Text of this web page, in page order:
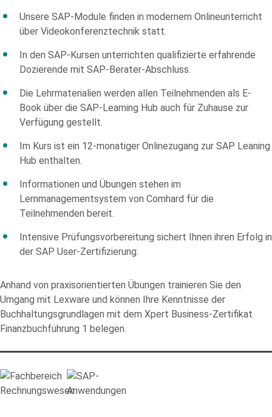
Unsere SAP-Module finden in modernem Onlineunterricht
über Videokonferenztechnik statt.
In den SAP-Kursen unterrichten qualifizierte erfahrende
Dozierende mit SAP-Berater-Abschluss.
Die Lehrmaterialien werden allen Teilnehmenden als E-
Book über die SAP-Learning Hub auch für Zuhause zur
Verfügung gestellt.
Im Kurs ist ein 12-monatiger Onlinezugang zur SAP Leaning
Hub enthalten.
Informationen und Übungen stehen im
Lernmanagementsystem von Comhard für die
Teilnehmenden bereit.
Intensive Prüfungsvorbereitung sichert Ihnen ihren Erfolg in
der SAP User-Zertifizierung.
Anhand von praxisorientierten Übungen trainieren Sie den
Umgang mit Lexware und können Ihre Kenntnisse der
Buchhaltungsgrundlagen mit dem Xpert Business-Zertifikat
Finanzbuchführung 1 belegen.
aus.
Please
leave
this
field
stimme der elektronischen Erhebung und Speicherung meiner
Angaben sowie Daten für den Zweck der Beantwortung meiner
Anfrage zu. Bitte beachten Sie: Diese Einwilligung können Sie per
E-Mail an info@comhard.de jederzeit für die Zukunft widerrufen.
Datenschutzbestimmungen andNutzungsbedingungen von
Google.